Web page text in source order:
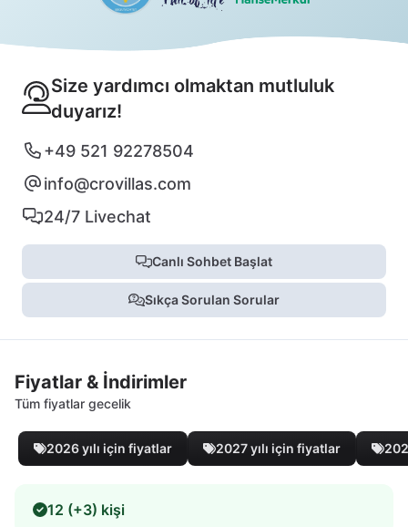
Size yardımcı olmaktan mutluluk
duyarız!
+49 521 92278504
info@crovillas.com
24/7 Livechat
Canlı Sohbet Başlat
Sıkça Sorulan Sorular
Fiyatlar & İndirimler
Tüm fiyatlar gecelik
2026 yılı için fiyatlar 2027 yılı için fiyatlar
12 (+3) kişi